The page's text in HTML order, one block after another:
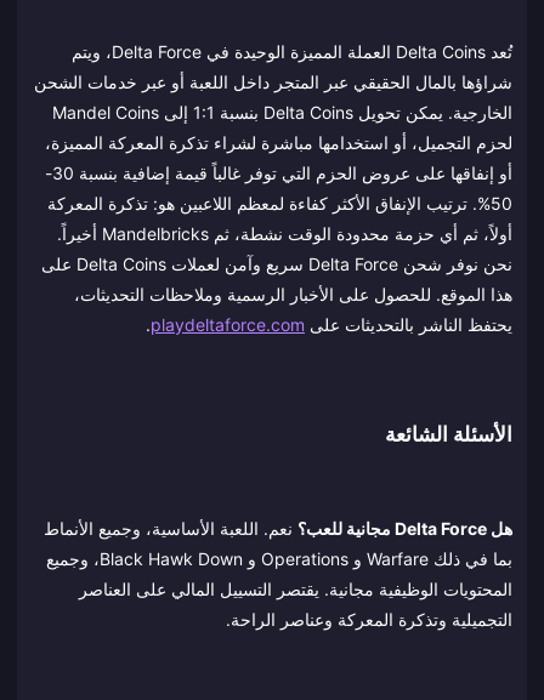
تُعد Delta Coins العملة المميزة الوحيدة في Delta Force، ويتم
شراؤها بالمال الحقيقي عبر المتجر داخل اللعبة أو عبر خدمات الشحن
الخارجية. يمكن تحويل Delta Coins بنسبة 1:1 إلى Mandel Coins
لحزم التجميل، أو استخدامها مباشرة لشراء تذكرة المعركة المميزة،
أو إنفاقها على عروض الحزم التي توفر غالباً قيمة إضافية بنسبة 30-
50%. ترتيب الإنفاق الأكثر كفاءة لمعظم اللاعبين هو: تذكرة المعركة
أولاً، ثم أي حزمة محدودة الوقت نشطة، ثم Mandelbricks أخيراً.
نحن نوفر شحن Delta Force سريع وآمن لعملات Delta Coins على
هذا الموقع. للحصول على الأخبار الرسمية وملاحظات التحديثات،
يحتفظ الناشر بالتحديثات على playdeltaforce.com
.
الأسئلة الشائعة
هل Delta Force مجانية للعب؟
نعم. اللعبة الأساسية، وجميع الأنماط
بما في ذلك Warfare و Operations و Black Hawk Down، وجميع
المحتويات الوظيفية مجانية. يقتصر التسييل المالي على العناصر
التجميلية وتذكرة المعركة وعناصر الراحة.